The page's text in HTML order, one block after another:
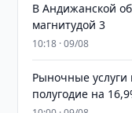
В Андижанской
магнитудой 3
10:18 · 09/08
Рыночные услуги
полугодие на